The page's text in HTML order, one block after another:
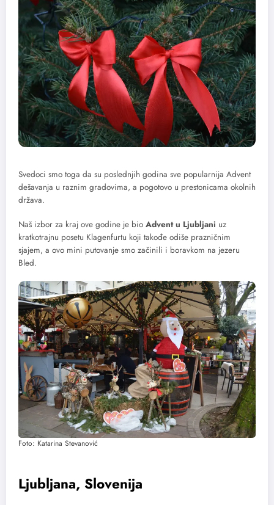
Svedoci smo toga da su poslednjih godina sve popularnija Advent
dešavanja u raznim gradovima, a pogotovo u prestonicama okolnih
država.
Naš izbor za kraj ove godine je bio Advent u Ljubljani uz
kratkotrajnu posetu Klagenfurtu koji takođe odiše prazničnim
sjajem, a ovo mini putovanje smo začinili i boravkom na jezeru
Bled.
Foto: Katarina Stevanović
Ljubljana, Slovenija